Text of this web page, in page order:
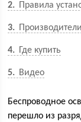
2 Правила
3 Производители
4 Где купить
5 Видео
Беспроводное
перешло из